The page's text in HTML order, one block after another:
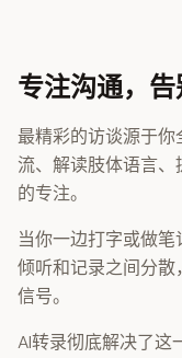
专注沟通，
最精彩的访谈源于
流、解读肢体语言
的专注。
当你一边打字或做
倾听和记录之间分
信号。
AI转录彻底解决了这